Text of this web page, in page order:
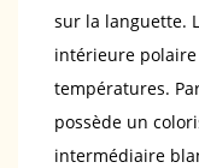
sur la languette.
intérieure
températures.
possède un
intermédiaire